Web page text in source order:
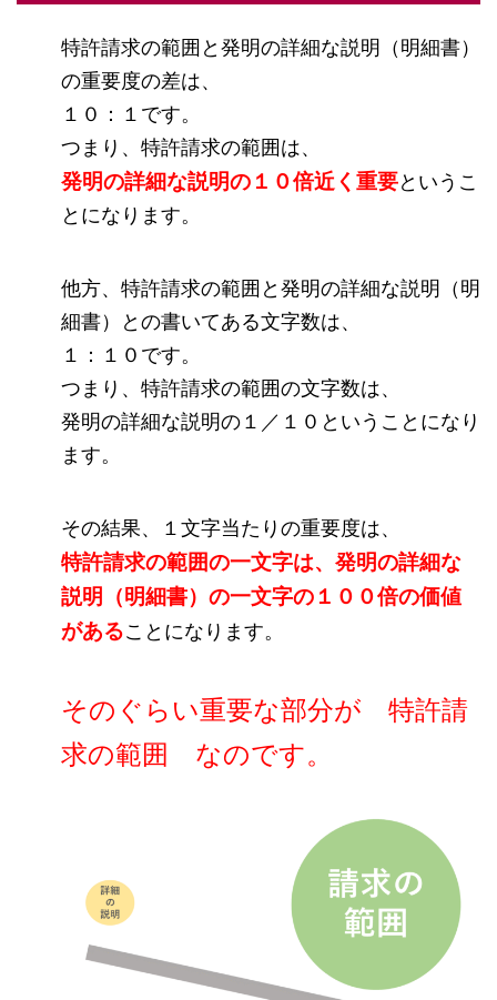
特許請求の範囲と発明の詳細な説明（明細書）
の重要度の差は、
１０：１です。
つまり、特許請求の範囲は、
発明の詳細な説明の１０倍近く重要というこ
とになります。
他方、特許請求の範囲と発明の詳細な説明（明
細書）との書いてある文字数は、
１：１０です。
つまり、特許請求の範囲の文字数は、
発明の詳細な説明の１／１０ということになり
ます。
その結果、１文字当たりの重要度は、
特許請求の範囲の一文字は、発明の詳細な
説明（明細書）の一文字の１００倍の価値
があることになります。
そのぐらい重要な部分が 特許請
求の範囲 なのです。